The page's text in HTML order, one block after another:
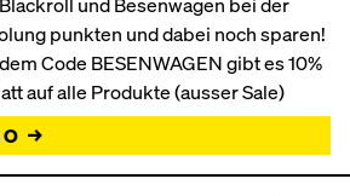
punkten und dabei noch sparen!
Code BESENWAGEN gibt es 10%
auf alle Produkte (ausser Sale)
→